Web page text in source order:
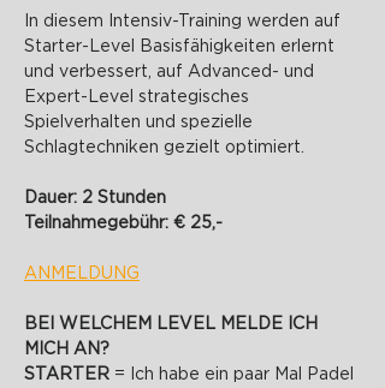
In diesem Intensiv-Training werden auf
Starter-Level Basisfähigkeiten erlernt
und verbessert, auf Advanced- und
Expert-Level strategisches
Spielverhalten und spezielle
Schlagtechniken gezielt optimiert.
Dauer: 2 Stunden
Teilnahmegebühr: € 25,-
ANMELDUNG
BEI WELCHEM LEVEL MELDE ICH
MICH AN?
STARTER = Ich habe ein paar Mal Padel